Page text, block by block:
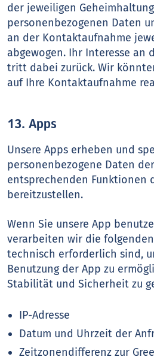
der jeweiligen
personenbezogenen Daten
an der Kontaktaufnahme
abgewogen. Ihr Interesse an
tritt dabei zurück. Wir
auf Ihre Kontaktaufnahme
13. Apps
Unsere Apps erheben und
personenbezogene Daten
entsprechenden Funktionen
bereitzustellen.
Wenn Sie unsere App
verarbeiten wir die
technisch erforderlich sind,
Benutzung der App zu
Stabilität und Sicherheit zu
IP-Adresse
Datum und Uhrzeit der
Zeitzonendifferenz zur